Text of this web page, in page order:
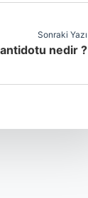
Sonraki Yazı
nedir ?